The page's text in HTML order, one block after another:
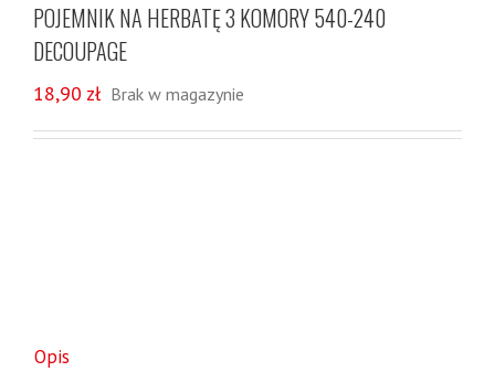
POJEMNIK NA HERBATĘ 3 KOMORY 540-240
DECOUPAGE
18,90 zł Brak w magazynie
Opis